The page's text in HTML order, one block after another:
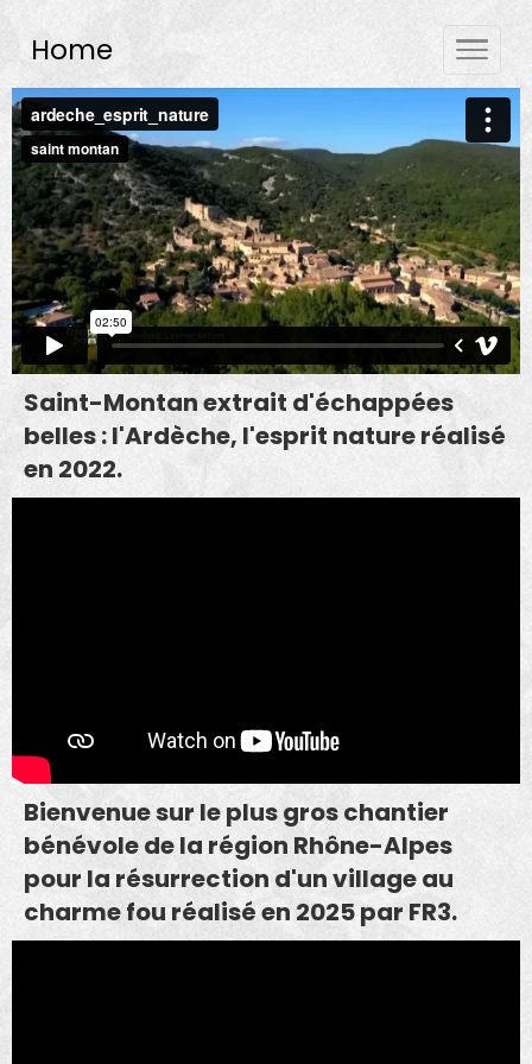
Home
Saint-Montan extrait d'échappées
belles : l'Ardèche, l'esprit nature réalisé
en 2022.
Bienvenue sur le plus gros chantier
bénévole de la région Rhône-Alpes
pour la résurrection d'un village au
charme fou réalisé en 2025 par FR3.